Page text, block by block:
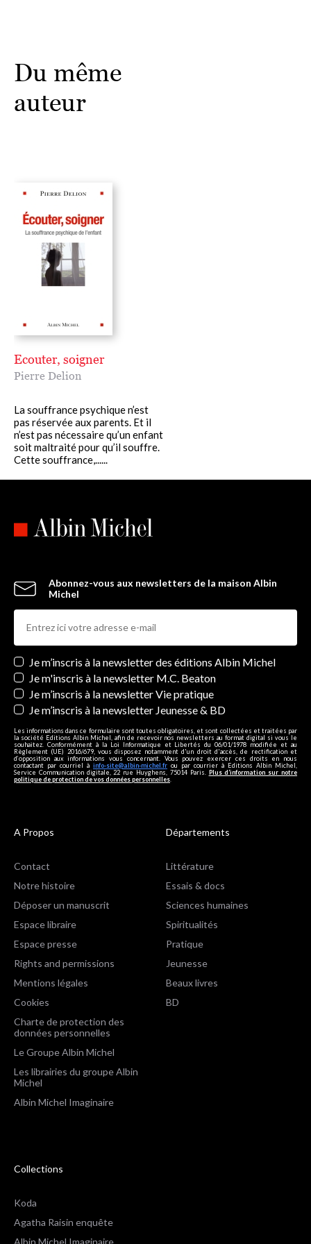
Du même
auteur
Ecouter, soigner
Pierre Delion
La souffrance psychique n’est
pas réservée aux parents. Et il
n’est pas nécessaire qu’un enfant
soit maltraité pour qu’il souffre.
Cette souffrance,......
Abonnez-vous aux newsletters de la maison Albin
Michel
Newsletters
Je m’inscris à la newsletter des éditions Albin Michel
Je m'inscris à la newsletter M.C. Beaton
Je m’inscris à la newsletter Vie pratique
Je m’inscris à la newsletter Jeunesse & BD
Les informations dans ce formulaire sont toutes obligatoires, et sont collectées et traitées par
la société Editions Albin Michel, afin de recevoir nos newsletters au format digital si vous le
souhaitez. Conformément à la Loi Informatique et Libertés du 06/01/1978 modifiée et au
Règlement (UE) 2016/679, vous disposez notamment d'un droit d'accès, de rectification et
d’opposition aux informations vous concernant. Vous pouvez exercer ces droits en nous
contactant par courriel à info-site@albin-michel.fr ou par courrier à Editions Albin Michel,
Service Communication digitale, 22 rue Huyghens, 75014 Paris. Plus d’information sur notre
politique de protection de vos données personnelles
A Propos
Contact
Notre histoire
Déposer un manuscrit
Espace libraire
Espace presse
Rights and permissions
Mentions légales
Cookies
Charte de protection des
données personnelles
Le Groupe Albin Michel
Les librairies du groupe Albin
Michel
Albin Michel Imaginaire
Départements
Littérature
Essais & docs
Sciences humaines
Spiritualités
Pratique
Jeunesse
Beaux livres
BD
Collections
Koda
Agatha Raisin enquête
Albin Michel Imaginaire